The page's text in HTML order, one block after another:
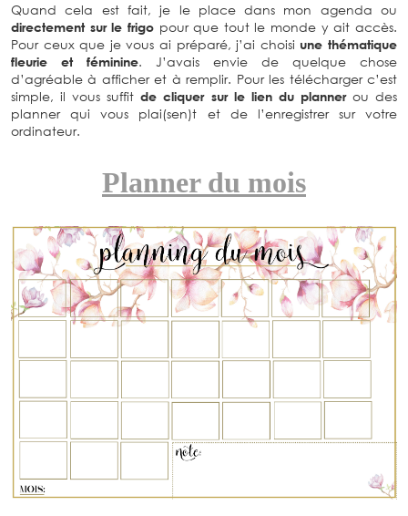
Quand cela est fait, je le place dans mon agenda ou
directement sur le frigopour que tout le monde y ait accès.
Pour ceux que je vous ai préparé, j’ai choisi une thématique
fleurie et féminine. J’avais envie de quelque chose
d’agréable à afficher et à remplir. Pour les télécharger c’est
simple, il vous suffit de cliquer sur le lien du plannerou des
planner qui vous plai(sen)t et de l’enregistrer sur votre
ordinateur.
Planner du mois